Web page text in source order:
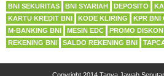
BNI SEKURITAS
BNI SYARIAH DEPOSITO
KARTU KREDIT BNI
KODE KLIRING KPR BNI
M-BANKING BNI
MESIN EDC PROMO DISKON
REKENING BNI
SALDO REKENING BNI